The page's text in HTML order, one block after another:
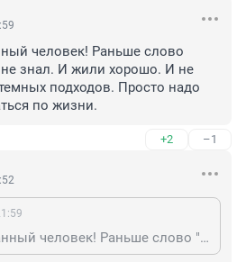
человек! Раньше слово
знал. И жили хорошо. И не
подходов. Просто надо
по жизни.
+2 –1
То же зомбированный человек! Раньше слово "менеджер" никто не знал. И жили хорошо. И не было никаких системных подходов. Просто надо человеком оставаться по жизни.